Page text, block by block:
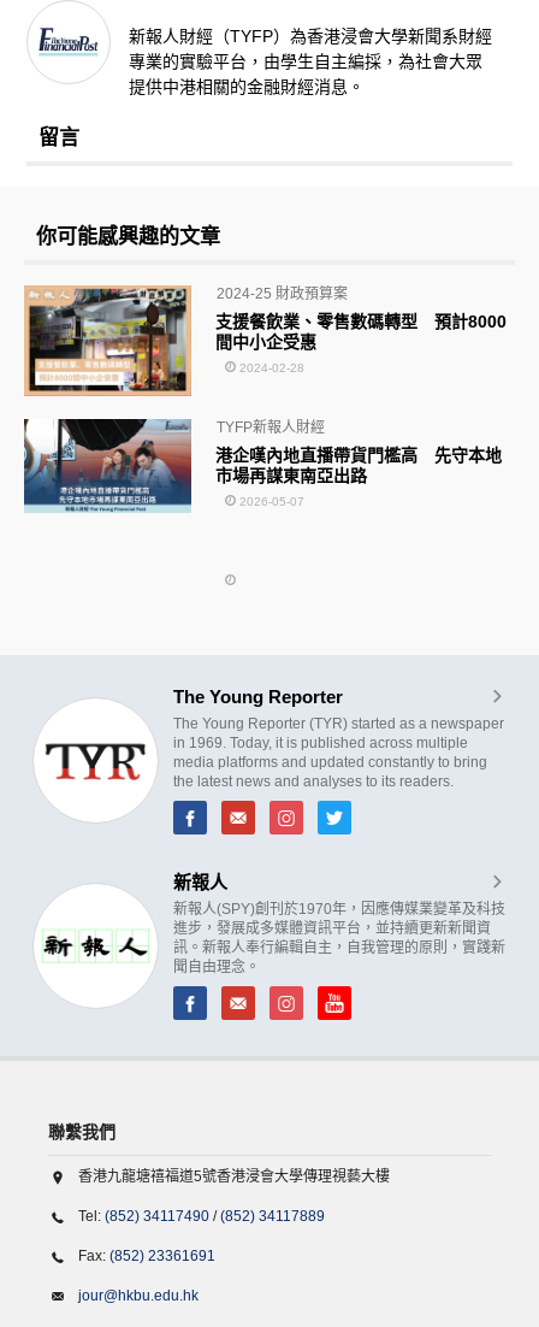
新報人財經（TYFP）為香港浸會大學新聞系財經
專業的實驗平台，由學生自主編採，為社會大眾
提供中港相關的金融財經消息。
留言
你可能感興趣的文章
支援餐飲業、零售數碼轉型 預計8000
間中小企受惠
2024-25 財政預算案
2024-02-28
港企嘆內地直播帶貨門檻高 先守本地
市場再謀東南亞出路
TYFP新報人財經
2026-05-07
The Young Reporter
The Young Reporter (TYR) started as a newspaper
in 1969. Today, it is published across multiple
media platforms and updated constantly to bring
the latest news and analyses to its readers.
新報人
新報人(SPY)創刊於1970年，因應傳媒業變革及科技
進步，發展成多媒體資訊平台，並持續更新新聞資
訊。新報人奉行編輯自主，自我管理的原則，實踐新
聞自由理念。
聯繫我們
香港九龍塘禧福道5號香港浸會大學傳理視藝大樓
Tel: (852) 34117490 /(852) 34117889
Fax: (852) 23361691
jour@hkbu.edu.hk